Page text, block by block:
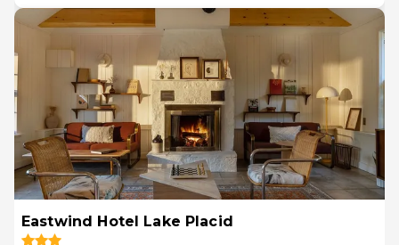
Eastwind Hotel Lake Placid